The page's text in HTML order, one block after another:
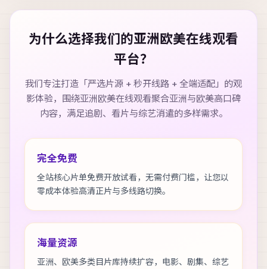
为什么选择我们的亚洲欧美在线观看
平台？
我们专注打造「严选片源 + 秒开线路 + 全端适配」的观
影体验，围绕亚洲欧美在线观看聚合亚洲与欧美高口碑
内容，满足追剧、看片与综艺消遣的多样需求。
完全免费
全站核心片单免费开放试看，无需付费门槛，让您以
零成本体验高清正片与多线路切换。
海量资源
亚洲、欧美多类目片库持续扩容，电影、剧集、综艺